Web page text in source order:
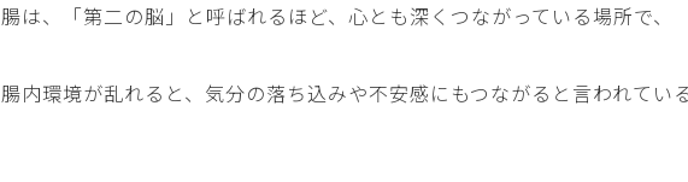
腸は、「第二の脳」と呼ばれるほど、心とも深くつながっている場所で、
腸内環境が乱れると、気分の落ち込みや不安感にもつながると言われている